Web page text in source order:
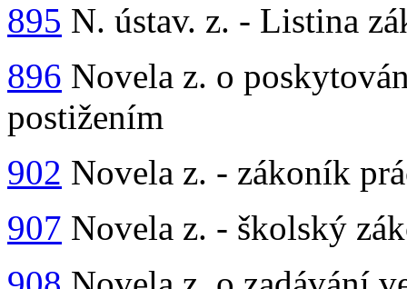
895 N. ústav. z. - Listina
896 Novela z. o
postižením
902 Novela z. - zákoník
907 Novela z. - školský